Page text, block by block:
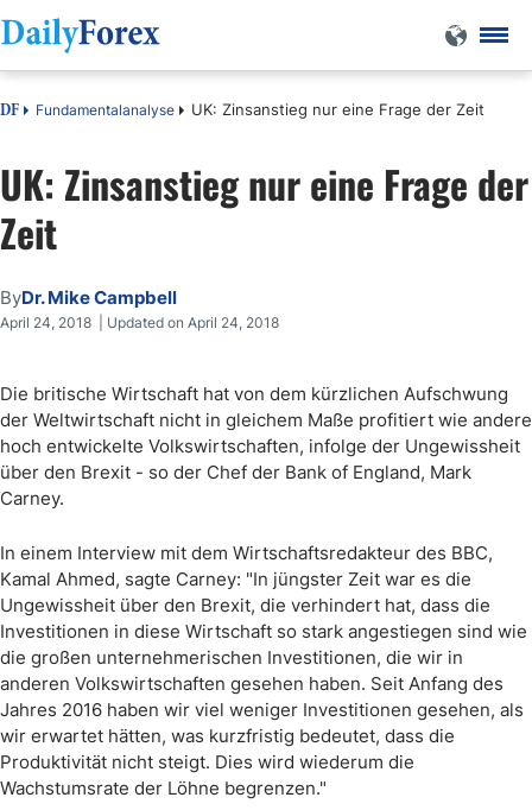
DF Fundamentalanalyse UK: Zinsanstieg nur eine Frage der Zeit
UK: Zinsanstieg nur eine Frage der
Zeit
ByDr. Mike Campbell
April 24, 2018 | Updated on April 24, 2018
Die britische Wirtschaft hat von dem kürzlichen Aufschwung
der Weltwirtschaft nicht in gleichem Maße profitiert wie andere
hoch entwickelte Volkswirtschaften, infolge der Ungewissheit
über den Brexit - so der Chef der Bank of England, Mark
Carney.
In einem Interview mit dem Wirtschaftsredakteur des BBC,
Kamal Ahmed, sagte Carney: "In jüngster Zeit war es die
Ungewissheit über den Brexit, die verhindert hat, dass die
Investitionen in diese Wirtschaft so stark angestiegen sind wie
die großen unternehmerischen Investitionen, die wir in
anderen Volkswirtschaften gesehen haben. Seit Anfang des
Jahres 2016 haben wir viel weniger Investitionen gesehen, als
wir erwartet hätten, was kurzfristig bedeutet, dass die
Produktivität nicht steigt. Dies wird wiederum die
Wachstumsrate der Löhne begrenzen."